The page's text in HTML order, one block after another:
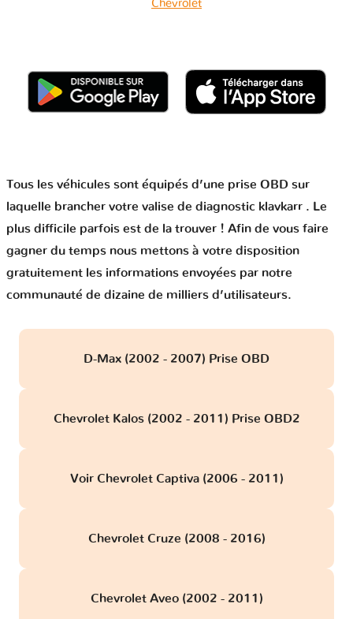
Chevrolet
Tous les véhicules sont équipés d’une prise OBD sur
laquelle brancher votre valise de diagnostic klavkarr . Le
plus difficile parfois est de la trouver ! Afin de vous faire
gagner du temps nous mettons à votre disposition
gratuitement les informations envoyées par notre
communauté de dizaine de milliers d’utilisateurs.
D-Max (2002 - 2007) Prise OBD
Chevrolet Kalos (2002 - 2011) Prise OBD2
Voir Chevrolet Captiva (2006 - 2011)
Chevrolet Cruze (2008 - 2016)
Chevrolet Aveo (2002 - 2011)